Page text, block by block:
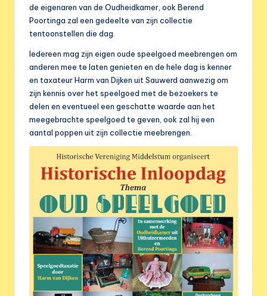
de eigenaren van de Oudheidkamer, ook Berend
Poortinga zal een gedeelte van zijn collectie
tentoonstellen die dag.
Iedereen mag zijn eigen oude speelgoed meebrengen om
anderen mee te laten genieten en de hele dag is kenner
en taxateur Harm van Dijken uit Sauwerd aanwezig om
zijn kennis over het speelgoed met de bezoekers te
delen en eventueel een geschatte waarde aan het
meegebrachte speelgoed te geven, ook zal hij een
aantal poppen uit zijn collectie meebrengen.